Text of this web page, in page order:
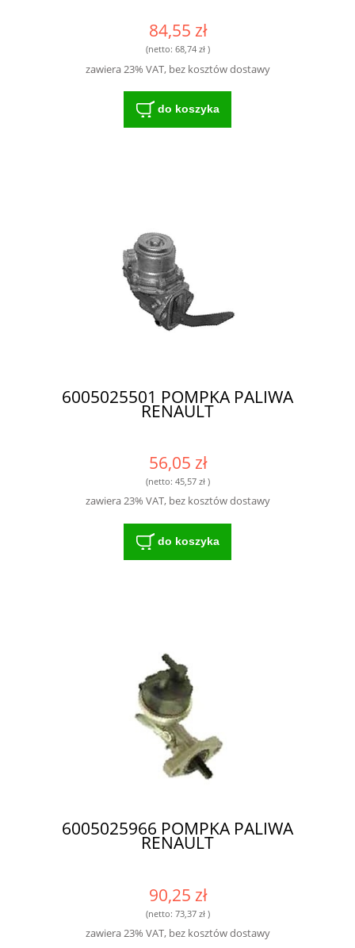
84,55 zł
(netto: 68,74 zł)
zawiera 23% VAT, bez kosztów dostawy
do koszyka
6005025501 POMPKA PALIWA
RENAULT
56,05 zł
(netto: 45,57 zł)
zawiera 23% VAT, bez kosztów dostawy
do koszyka
6005025966 POMPKA PALIWA
RENAULT
90,25 zł
(netto: 73,37 zł)
zawiera 23% VAT, bez kosztów dostawy